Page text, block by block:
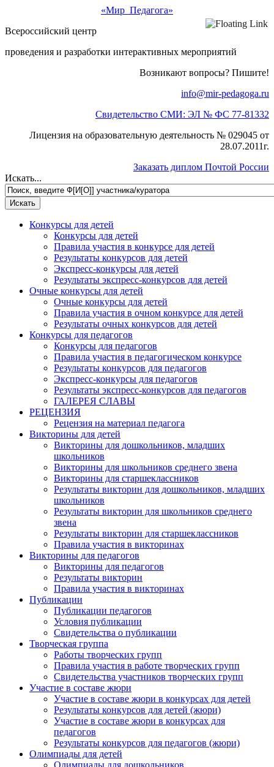
«Мир Педагога»
Всероссийский центр
проведения и разработки интерактивных мероприятий
Возникают вопросы? Пишите!
info@mir-pedagoga.ru
Свидетельство СМИ: ЭЛ № ФС 77-81332
Лицензия на образовательную деятельность № 029045 от
28.07.2011г.
Заказать диплом Почтой России
Искать...
Конкурсы для детей
Конкурсы для детей
Правила участия в конкурсе для детей
Результаты конкурсов для детей
Экспресс-конкурсы для детей
Результаты экспресс-конкурсов для детей
Очные конкурсы для детей
Очные конкурсы для детей
Правила участия в очном конкурсе для детей
Результаты очных конкурсов для детей
Конкурсы для педагогов
Конкурсы для педагогов
Правила участия в педагогическом конкурсе
Результаты конкурсов для педагогов
Экспресс-конкурсы для педагогов
Результаты экспресс-конкурсов для педагогов
ГАЛЕРЕЯ СЛАВЫ
РЕЦЕНЗИЯ
Рецензия на материал педагога
Викторины для детей
Викторины для дошкольников, младших
школьников
Викторины для школьников среднего звена
Викторины для старшеклассников
Результаты викторин для дошкольников, младших
школьников
Результаты викторин для школьников среднего
звена
Результаты викторин для старшеклассников
Правила участия в викторинах
Викторины для педагогов
Викторины для педагогов
Результаты викторин
Правила участия в викторинах
Публикации
Публикации педагогов
Условия публикации
Свидетельства о публикации
Творческая группа
Работы творческих групп
Правила участия в работе творческих групп
Свидетельства участников творческих групп
Участие в составе жюри
Участие в составе жюри в конкурсах для детей
Результаты конкурсов для детей (жюри)
Участие в составе жюри в конкурсах для
педагогов
Результаты конкурсов для педагогов (жюри)
Олимпиады для детей
Олимпиады для дошкольников